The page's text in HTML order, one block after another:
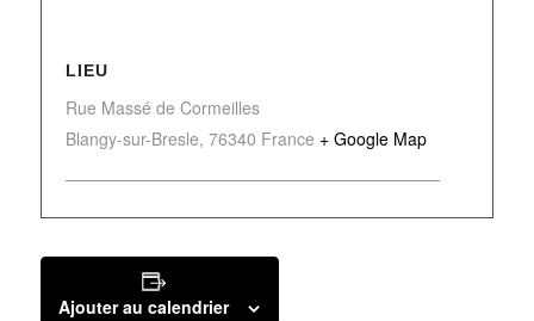
LIEU
Rue Massé de Cormeilles
Blangy-sur-Bresle, 76340 France + Google Map
Ajouter au calendrier